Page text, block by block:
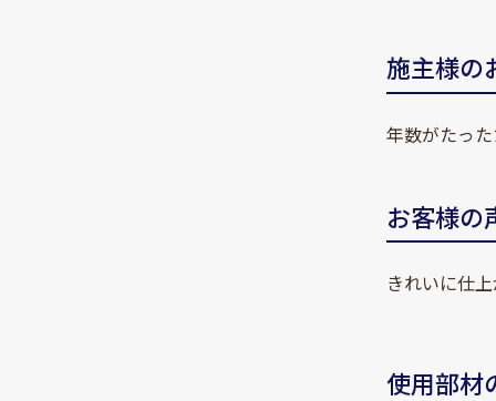
施主様の
年数がたっ
お客様の
きれいに仕
使用部材